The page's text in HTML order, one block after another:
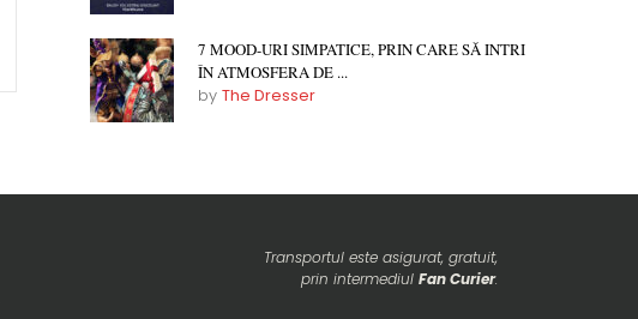
7 MOOD-URI SIMPATICE, PRIN CARE SĂ INTRI
ÎN ATMOSFERA DE ...
by The Dresser
Transportul este asigurat, gratuit,
prin intermediul Fan Curier.